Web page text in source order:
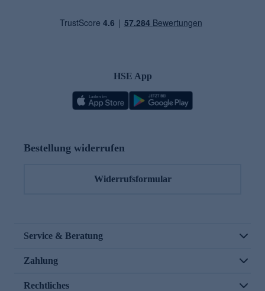
HSE App
Bestellung widerrufen
Widerrufsformular
Service & Beratung
Zahlung
Rechtliches